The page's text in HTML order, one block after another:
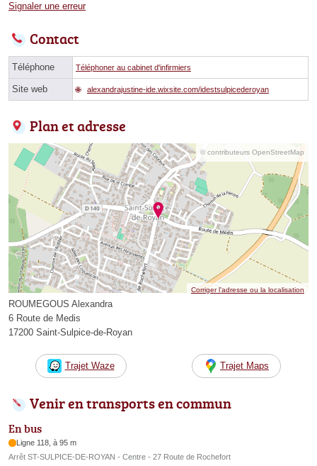
Signaler une erreur
Contact
Téléphone Téléphoner au cabinet d'infirmiers
Site web alexandrajustine-ide.wixsite.com/idestsulpicederoyan
Plan et adresse
© contributeurs OpenStreetMap
Corriger l’adresse ou la localisation
ROUMEGOUS Alexandra
6 Route de Medis
17200 Saint-Sulpice-de-Royan
Trajet Waze Trajet Maps
Venir en transports en commun
En bus
Ligne 118, à 95 m
Arrêt ST-SULPICE-DE-ROYAN - Centre - 27 Route de Rochefort